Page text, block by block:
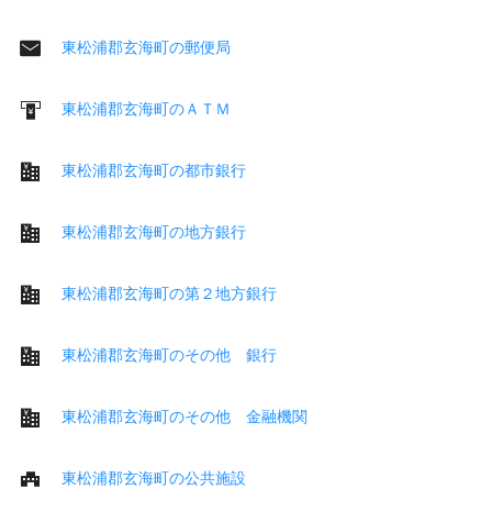
東松浦郡玄海町の郵便局
東松浦郡玄海町のＡＴＭ
東松浦郡玄海町の都市銀行
東松浦郡玄海町の地方銀行
東松浦郡玄海町の第２地方銀行
東松浦郡玄海町のその他 銀行
東松浦郡玄海町のその他 金融機関
東松浦郡玄海町の公共施設